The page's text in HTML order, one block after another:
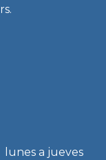
lunes a jueves